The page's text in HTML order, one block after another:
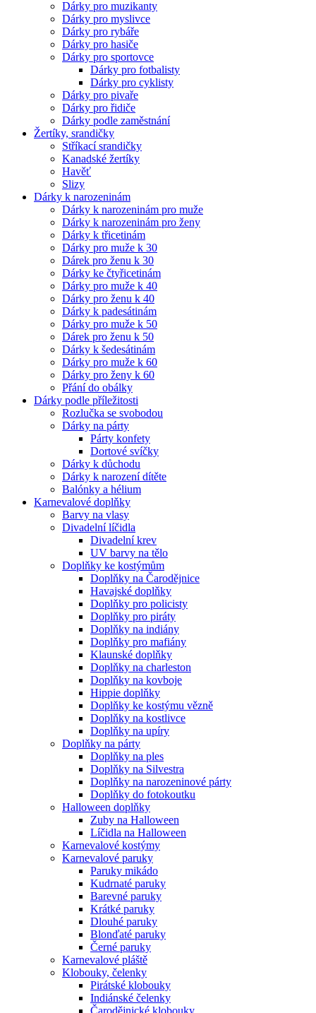
Dárky pro muzikanty
Dárky pro myslivce
Dárky pro rybáře
Dárky pro hasiče
Dárky pro sportovce
Dárky pro fotbalisty
Dárky pro cyklisty
Dárky pro pivaře
Dárky pro řidiče
Dárky podle zaměstnání
Žertíky, srandičky
Stříkací srandičky
Kanadské žertíky
Havěť
Slizy
Dárky k narozeninám
Dárky k narozeninám pro muže
Dárky k narozeninám pro ženy
Dárky k třicetinám
Dárky pro muže k 30
Dárek pro ženu k 30
Dárky ke čtyřicetinám
Dárky pro muže k 40
Dárky pro ženu k 40
Dárky k padesátinám
Dárky pro muže k 50
Dárek pro ženu k 50
Dárky k šedesátinám
Dárky pro muže k 60
Dárky pro ženy k 60
Přání do obálky
Dárky podle příležitosti
Rozlučka se svobodou
Dárky na párty
Párty konfety
Dortové svíčky
Dárky k důchodu
Dárky k narození dítěte
Balónky a hélium
Karnevalové doplňky
Barvy na vlasy
Divadelní líčidla
Divadelní krev
UV barvy na tělo
Doplňky ke kostýmům
Doplňky na Čarodějnice
Havajské doplňky
Doplňky pro policisty
Doplňky pro piráty
Doplňky na indiány
Doplňky pro mafiány
Klaunské doplňky
Doplňky na charleston
Doplňky na kovboje
Hippie doplňky
Doplňky ke kostýmu vězně
Doplňky na kostlivce
Doplňky na upíry
Doplňky na párty
Doplňky na ples
Doplňky na Silvestra
Doplňky na narozeninové párty
Doplňky do fotokoutku
Halloween doplňky
Zuby na Halloween
Líčidla na Halloween
Karnevalové kostýmy
Karnevalové paruky
Paruky mikádo
Kudrnaté paruky
Barevné paruky
Krátké paruky
Dlouhé paruky
Blonďaté paruky
Černé paruky
Karnevalové pláště
Klobouky, čelenky
Pirátské klobouky
Indiánské čelenky
Čarodějnické klobouky